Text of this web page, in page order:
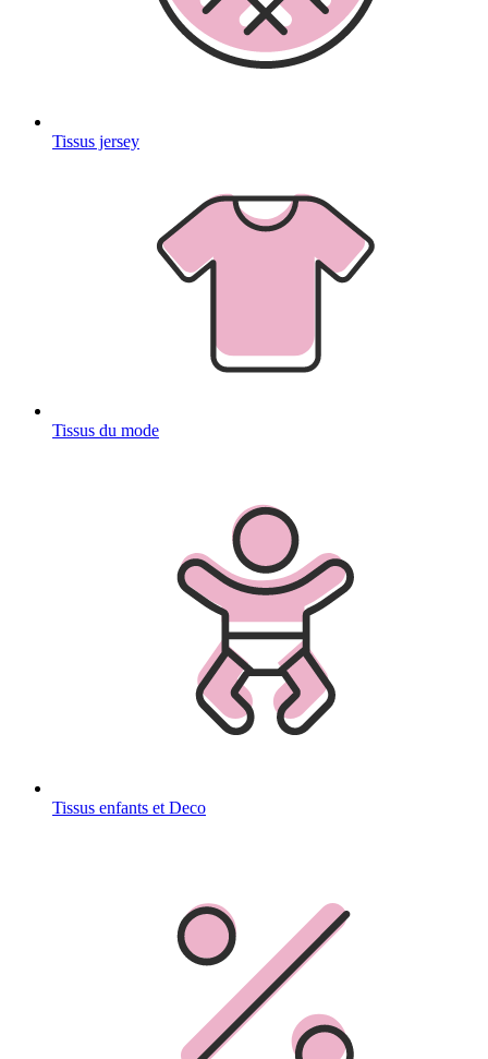
Tissus jersey
Tissus du mode
Tissus enfants et Deco